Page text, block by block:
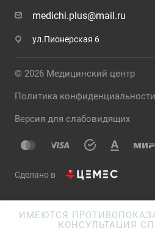
medichi.plus@mail.ru
ул.Пионерская 6
© 2026 Медицинский центр
Политика конфиденциальности
Версия для слабовидящих
Сделано в
ИМЕЮТСЯ
КОНСУЛЬТАЦИЯ